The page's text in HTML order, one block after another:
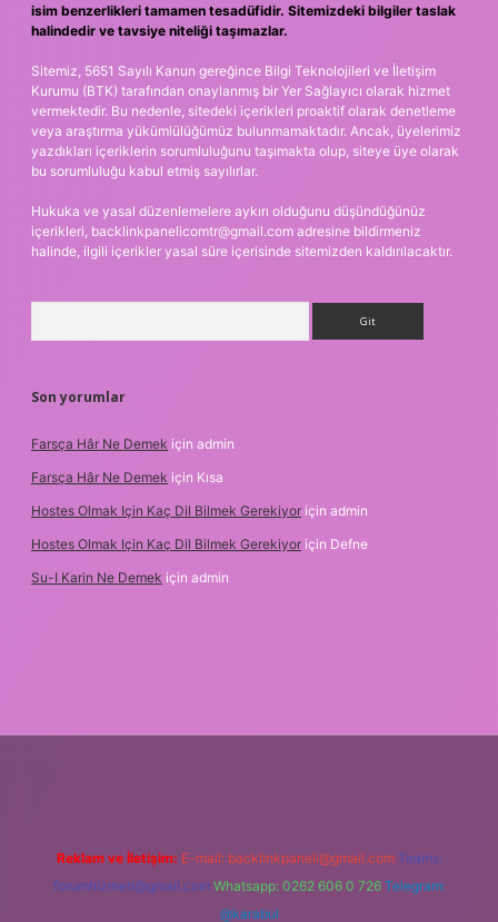
isim benzerlikleri tamamen tesadüfidir. Sitemizdeki bilgiler taslak
halindedir ve tavsiye niteliği taşımazlar.
Sitemiz, 5651 Sayılı Kanun gereğince Bilgi Teknolojileri ve İletişim
Kurumu (BTK) tarafından onaylanmış bir Yer Sağlayıcı olarak hizmet
vermektedir. Bu nedenle, sitedeki içerikleri proaktif olarak denetleme
veya araştırma yükümlülüğümüz bulunmamaktadır. Ancak, üyelerimiz
yazdıkları içeriklerin sorumluluğunu taşımakta olup, siteye üye olarak
bu sorumluluğu kabul etmiş sayılırlar.
Hukuka ve yasal düzenlemelere aykırı olduğunu düşündüğünüz
içerikleri, backlinkpanelicomtr@gmail.com adresine bildirmeniz
halinde, ilgili içerikler yasal süre içerisinde sitemizden kaldırılacaktır.
Son yorumlar
Farsça Hâr Ne Demek için admin
Farsça Hâr Ne Demek için Kısa
Hostes Olmak Için Kaç Dil Bilmek Gerekiyor için admin
Hostes Olmak Için Kaç Dil Bilmek Gerekiyor için Defne
Su-I Karin Ne Demek için admin
Reklam ve İletişim: E-mail: backlinkpaneli@gmail.com Teams:
forumhizmeti@gmail.com Whatsapp: 0262 606 0 726 Telegram:
@karabul